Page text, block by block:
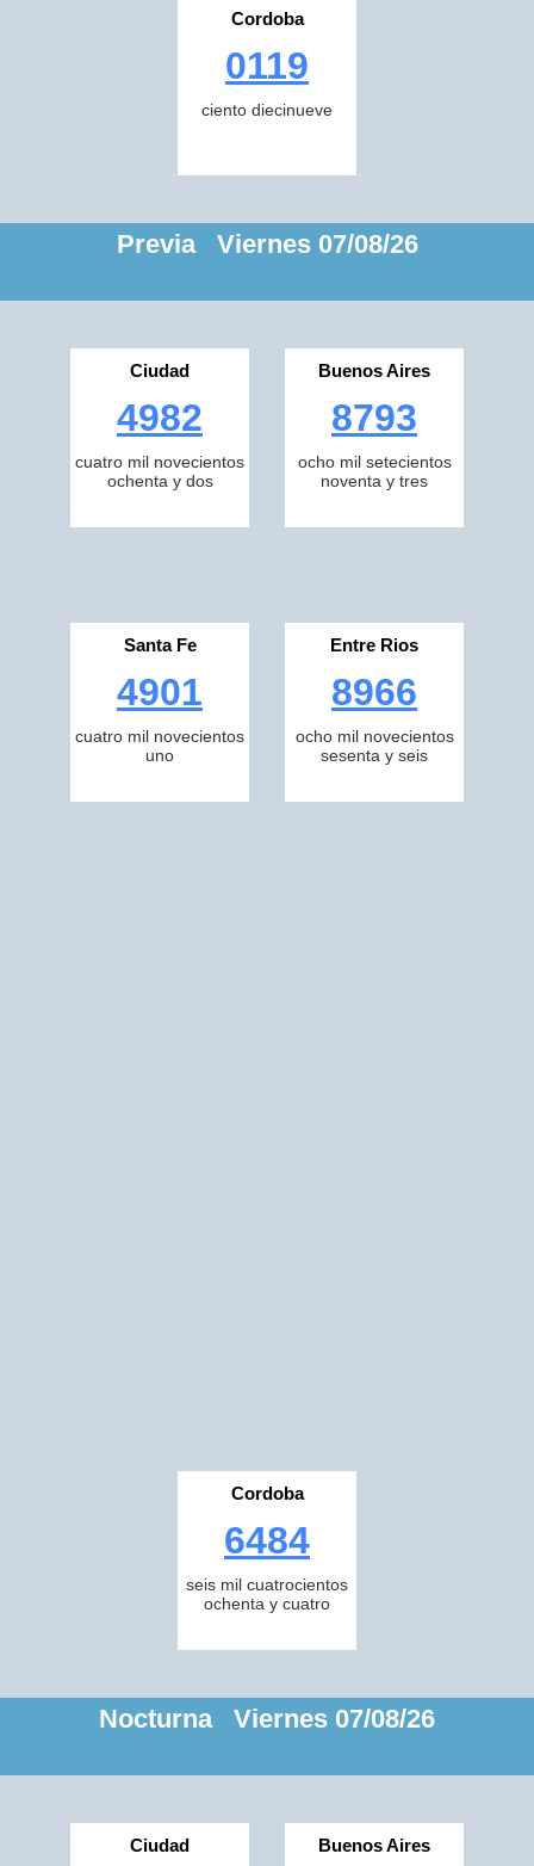
Cordoba
0119
ciento diecinueve
Previa Viernes 07/08/26
Ciudad
4982
cuatro mil novecientos
ochenta y dos
Buenos Aires
8793
ocho mil setecientos
noventa y tres
Santa Fe
4901
cuatro mil novecientos
uno
Entre Rios
8966
ocho mil novecientos
sesenta y seis
Cordoba
6484
seis mil cuatrocientos
ochenta y cuatro
Nocturna Viernes 07/08/26
Ciudad Buenos Aires